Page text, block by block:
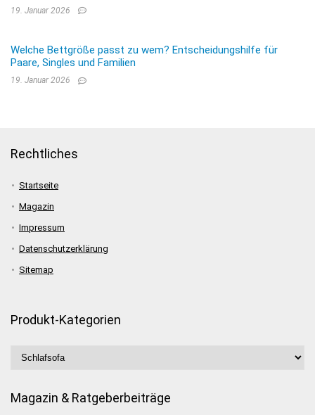
19. Januar 2026
Welche Bettgröße passt zu wem? Entscheidungshilfe für
Paare, Singles und Familien
19. Januar 2026
Rechtliches
Startseite
Magazin
Impressum
Datenschutzerklärung
Sitemap
Produkt-Kategorien
Magazin & Ratgeberbeiträge